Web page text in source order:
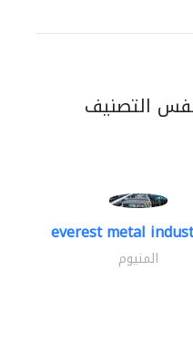
التصنيف
everest metal
المنيوم